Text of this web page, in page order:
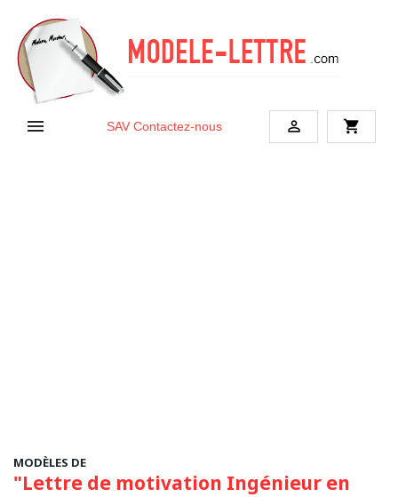
 SAV Contactez-nous  shopping_cart
MODÈLES DE
"Lettre de motivation Ingénieur en